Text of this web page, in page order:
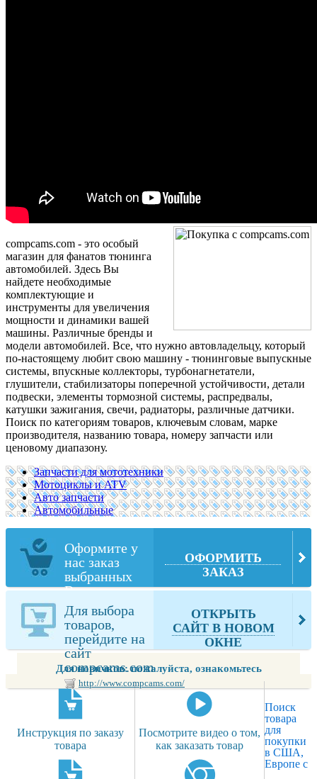
compcams.com - это особый
магазин для фанатов тюнинга
автомобилей. Здесь Вы
найдете необходимые
комплектующие и
инструменты для увеличения
мощности и динамики вашей
машины. Различные бренды и
модели автомобилей. Все, что нужно автовладельцу, который
по-настоящему любит свою машину - тюнинговые выпускные
системы, впускные коллекторы, турбонагнетатели,
глушители, стабилизаторы поперечной устойчивости, детали
подвески, элементы тормозной системы, распредвалы,
катушки зажигания, свечи, радиаторы, различные датчики.
Поиск по категориям товаров, ключевым словам, марке
производителя, названию товара, номеру запчасти или
ценовому диапазону.
Запчасти для мототехники
Мотоциклы и ATV
Авто запчасти
Автомобильные
Оформите у
нас заказ
выбранных
Вами товаров
из
compcams.com
ОФОРМИТЬ
ЗАКАЗ
Для выбора
товаров,
перейдите на
сайт
compcams.com
http://www.compcams.com/
ОТКРЫТЬ
САЙТ В НОВОМ
ОКНЕ
Для новичков: пожалуйста, ознакомьтесь
Инструкция по заказу
товара
Посмотрите видео о том,
как заказать товар
Поиск
товара
для
покупки
в США,
Европе с